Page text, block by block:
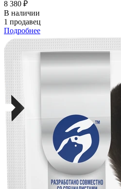
8 380 ₽
В наличии
1 продавец
Подробнее